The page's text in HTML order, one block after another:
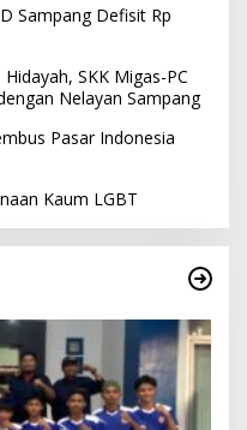
Sampang Defisit Rp
SKK Migas-PC
Nelayan Sampang
Pasar Indonesia
Kaum LGBT